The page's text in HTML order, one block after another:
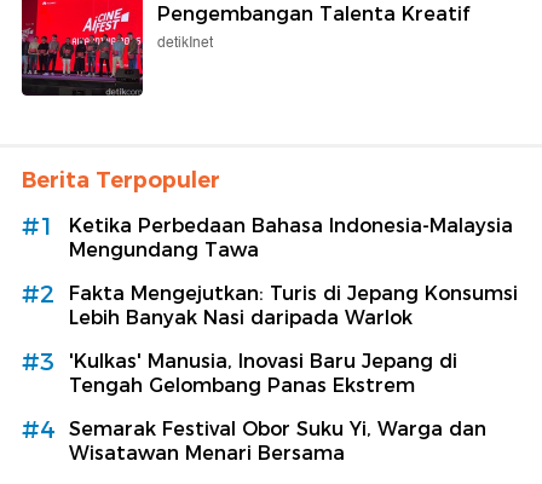
Pengembangan Talenta Kreatif
detikInet
Berita Terpopuler
#1
Ketika Perbedaan Bahasa Indonesia-Malaysia
Mengundang Tawa
#2
Fakta Mengejutkan: Turis di Jepang Konsumsi
Lebih Banyak Nasi daripada Warlok
#3
'Kulkas' Manusia, Inovasi Baru Jepang di
Tengah Gelombang Panas Ekstrem
#4
Semarak Festival Obor Suku Yi, Warga dan
Wisatawan Menari Bersama